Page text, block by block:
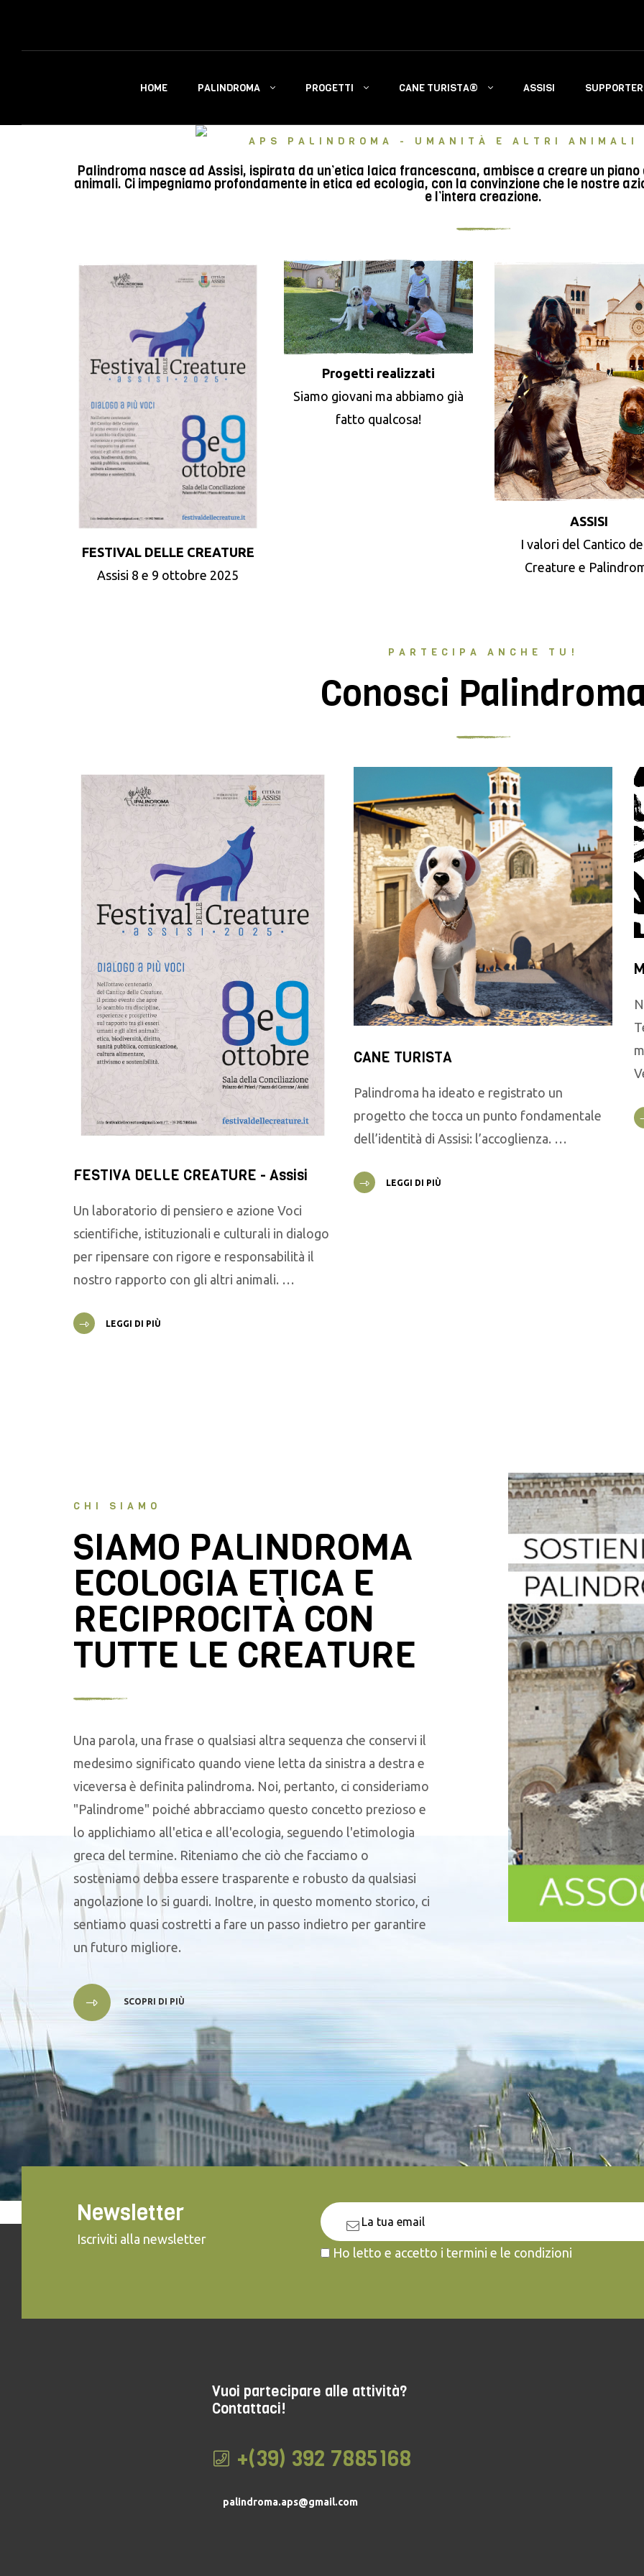
HOME PALINDROMA PROGETTI CANE TURISTA® ASSISI
APS PALINDROMA - UMANITÀ E ALTRI
Palindroma nasce ad Assisi, ispirata da un’etica laica francescana, ambisce a creare un
animali. Ci impegniamo profondamente in etica ed ecologia, con la convinzione che le nostre
e l’intera creazione.
FESTIVAL DELLE CREATURE
Assisi 8 e 9 ottobre 2025
Progetti realizzati
Siamo giovani ma abbiamo già
fatto qualcosa!
ASSISI
I valori del Cantico
Creature e
PARTECIPA ANCHE TU!
Conosci
FESTIVA DELLE CREATURE - Assisi
Un laboratorio di pensiero e azione Voci
scientifiche, istituzionali e culturali in dialogo
per ripensare con rigore e responsabilità il
nostro rapporto con gli altri animali. …
LEGGI DI PIÙ
CANE TURISTA
Palindroma ha ideato e registrato un
progetto che tocca un punto fondamentale
dell’identità di Assisi: l’accoglienza. …
LEGGI DI PIÙ
CHI SIAMO
SIAMO PALINDROMA
ECOLOGIA ETICA E
RECIPROCITÀ CON
TUTTE LE CREATURE
Una parola, una frase o qualsiasi altra sequenza che conservi il
medesimo significato quando viene letta da sinistra a destra e
viceversa è definita palindroma. Noi, pertanto, ci consideriamo
"Palindrome" poiché abbracciamo questo concetto prezioso e
lo applichiamo all'etica e all'ecologia, seguendo l'etimologia
greca del termine. Riteniamo che ciò che facciamo o
sosteniamo debba essere trasparente e robusto da qualsiasi
angolazione lo si guardi. Inoltre, in questo momento storico, ci
sentiamo quasi costretti a fare un passo indietro per garantire
un futuro migliore.
SCOPRI DI PIÙ
Newsletter
Iscriviti alla newsletter
Ho letto e accetto i termini e le condizioni
Vuoi partecipare alle attività?
Contattaci!
+(39) 392 7885168
palindroma.aps@gmail.com